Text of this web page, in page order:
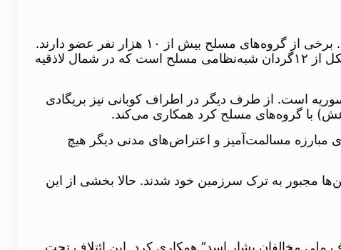
احزاب سیاسی ترکمن سوریه نیروهای مسلح مختلفی را هم تشکیل دادند که در ترکیه آموزش‌های نظامی می‌بینند. برخی از گروه‌های مسلح بیش از ۱۰ هزار نفر عضو دارند.
عمده‌ترین گروه‌های نظامی “بریگاد لاذقیه” موسوم به “جبل الترکمان” است که در سال ۲۰۱۳ تشکیل شد که متشکل از ۱۲گردان شبه‌نظامی مسلح است که در شمال لاذقیه
آزاد سوریه است. از طرف دیگر در اطراف کوبانی نیز بریگادی
با گروه‌های مسلح کرد همکاری می‌کند.
مبارزه مسالمت‌آمیز و اعتراض‌های مدنی دیگر هیچ
مجبور به ترک سرزمین خود شدند. حالا بخشی از این
ملی مخالفان بشار اسد” همکاری کرد. این ائتلاف تحت